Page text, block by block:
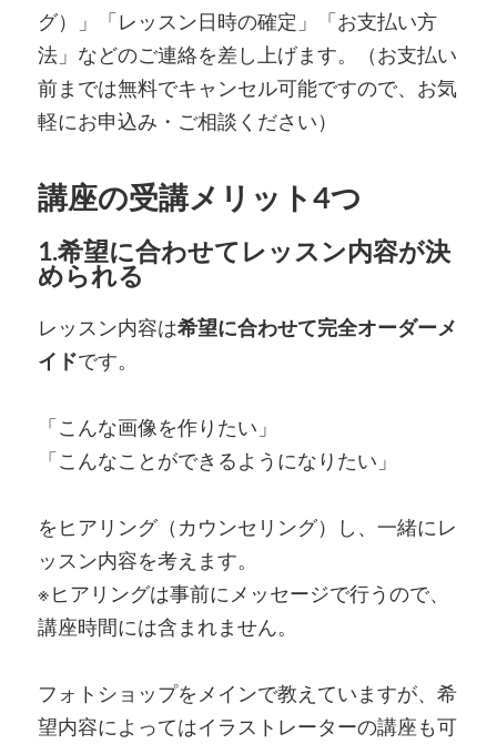
グ）」「レッスン日時の確定」「お支払い方
法」などのご連絡を差し上げます。（お支払い
前までは無料でキャンセル可能ですので、お気
軽にお申込み・ご相談ください）
講座の受講メリット4つ
1.希望に合わせてレッスン内容が決
められる
レッスン内容は希望に合わせて完全オーダーメ
イドです。
「こんな画像を作りたい」
「こんなことができるようになりたい」
をヒアリング（カウンセリング）し、一緒にレ
ッスン内容を考えます。
※ヒアリングは事前にメッセージで行うので、
講座時間には含まれません。
フォトショップをメインで教えていますが、希
望内容によってはイラストレーターの講座も可